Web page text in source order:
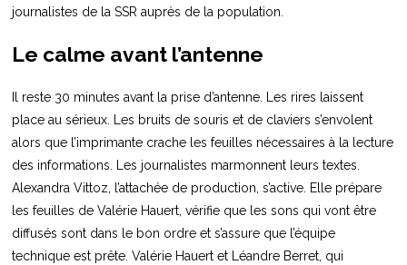
journalistes de la SSR auprès de la population.
Le calme avant l’antenne
Il reste 30 minutes avant la prise d’antenne. Les rires laissent
place au sérieux. Les bruits de souris et de claviers s’envolent
alors que l’imprimante crache les feuilles nécessaires à la lecture
des informations. Les journalistes marmonnent leurs textes.
Alexandra Vittoz, l’attachée de production, s’active. Elle prépare
les feuilles de Valérie Hauert, vérifie que les sons qui vont être
diffusés sont dans le bon ordre et s’assure que l’équipe
technique est prête. Valérie Hauert et Léandre Berret, qui